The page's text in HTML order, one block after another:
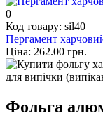
0
Код товару: sil40
Пергамент
Ціна: 262.00 грн.
Фольга